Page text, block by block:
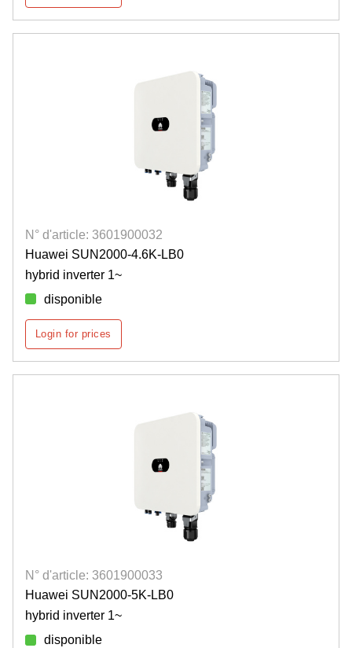
N° d'article: 3601900032
Huawei SUN2000-4.6K-LB0
hybrid inverter 1~
disponible
Login for prices
N° d'article: 3601900033
Huawei SUN2000-5K-LB0
hybrid inverter 1~
disponible